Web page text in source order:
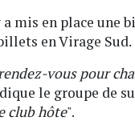
a mis en place
en Virage Sud.
vous pour
le groupe de
club hôte".